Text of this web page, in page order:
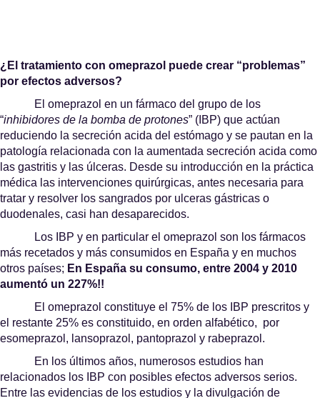
¿El tratamiento con omeprazol puede crear “problemas”
por efectos adversos?
El omeprazol en un fármaco del grupo de los
“inhibidores de la bomba de protones” (IBP) que actúan
reduciendo la secreción acida del estómago y se pautan en la
patología relacionada con la aumentada secreción acida como
las gastritis y las úlceras. Desde su introducción en la práctica
médica las intervenciones quirúrgicas, antes necesaria para
tratar y resolver los sangrados por ulceras gástricas o
duodenales, casi han desaparecidos.
Los IBP y en particular el omeprazol son los fármacos
más recetados y más consumidos en España y en muchos
otros países; En España su consumo, entre 2004 y 2010
aumentó un 227%!!
El omeprazol constituye el 75% de los IBP prescritos y
el restante 25% es constituido, en orden alfabético, por
esomeprazol, lansoprazol, pantoprazol y rabeprazol.
En los últimos años, numerosos estudios han
relacionados los IBP con posibles efectos adversos serios.
Entre las evidencias de los estudios y la divulgación de